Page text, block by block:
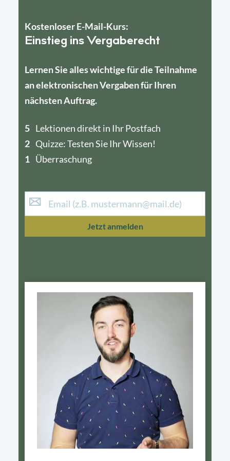
Kostenloser E-Mail-Kurs:
Einstieg ins Vergaberecht
Lernen Sie alles wichtige für die Teilnahme
an elektronischen Vergaben für Ihren
nächsten Auftrag.
5 Lektionen direkt in Ihr Postfach
2 Quizze: Testen Sie Ihr Wissen!
1 Überraschung
4
1
Jetzt anmelden